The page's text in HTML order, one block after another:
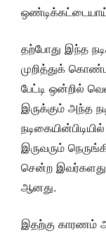
ஒண்டிக்கட்டையாய்
தற்போது இந்த
முறித்துக்
பேட்டி ஒன்றில்
இருக்கும் அந்த
இருவரும்
சென்ற இவர்களது
ஆனது.
இதற்கு காரணம்